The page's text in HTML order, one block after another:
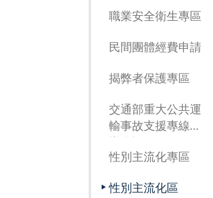
職業安全衛生專區
民間團體經費申請
揭弊者保護專區
交通部重大公共運
輸事故支援專線宣
26日啟用)
性別主流化專區
性別主流化區